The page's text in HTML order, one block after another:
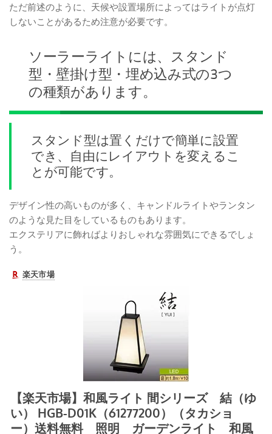
ただ前述のように、天候や設置場所によってはライトが点灯
しないことがあるため注意が必要です。
ソーラーライトには、スタンド
型・壁掛け型・埋め込み式の3つ
の種類があります。
スタンド型は置くだけで簡単に設置
でき、自由にレイアウトを変えるこ
とが可能です。
デザイン性の高いものが多く、キャンドルライトやランタン
のような見た目をしているものもあります。
エクステリアに飾ればよりおしゃれな雰囲気にできるでしょ
う。